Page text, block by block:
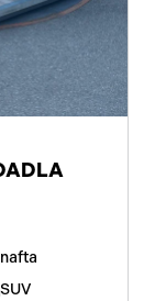
nafta
SUV